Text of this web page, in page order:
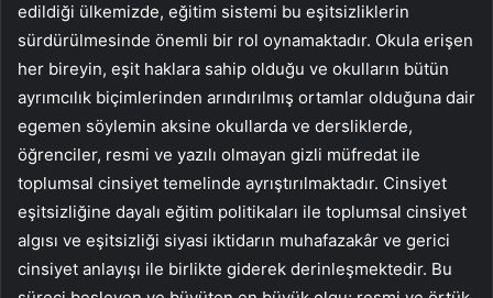
edildiği ülkemizde, eğitim sistemi bu eşitsizliklerin
sürdürülmesinde önemli bir rol oynamaktadır. Okula erişen
her bireyin, eşit haklara sahip olduğu ve okulların bütün
ayrımcılık biçimlerinden arındırılmış ortamlar olduğuna dair
egemen söylemin aksine okullarda ve dersliklerde,
öğrenciler, resmi ve yazılı olmayan gizli müfredat ile
toplumsal cinsiyet temelinde ayrıştırılmaktadır. Cinsiyet
eşitsizliğine dayalı eğitim politikaları ile toplumsal cinsiyet
algısı ve eşitsizliği siyasi iktidarın muhafazakâr ve gerici
cinsiyet anlayışı ile birlikte giderek derinleşmektedir. Bu